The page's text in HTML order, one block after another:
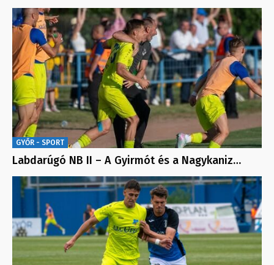
GYŐR - SPORT
Labdarúgó NB II – A Gyirmót és a Nagykaniz…